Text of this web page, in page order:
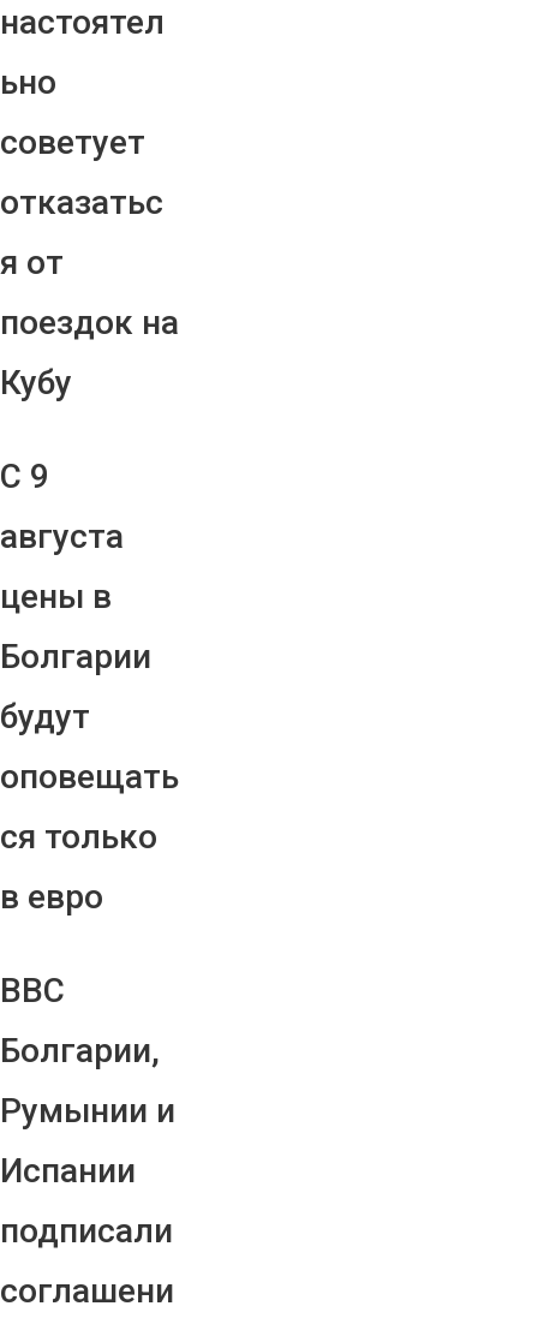
настоятел
ьно
советует
отказатьс
я от
поездок на
Кубу
С 9
августа
цены в
Болгарии
будут
оповещать
ся только
в евро
ВВС
Болгарии,
Румынии и
Испании
подписали
соглашени